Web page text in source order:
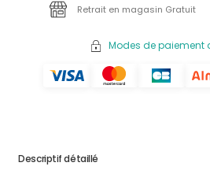
Retrait en magasin Gratuit
Modes de paiement
Descriptif détaillé